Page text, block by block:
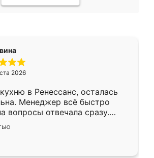
2026
в Ренессанс, осталась
Менеджер всё быстро
вопросы отвечала сразу.
в субботу, подошёл к
ответственностью. Собрали
работали аккуратно, даже